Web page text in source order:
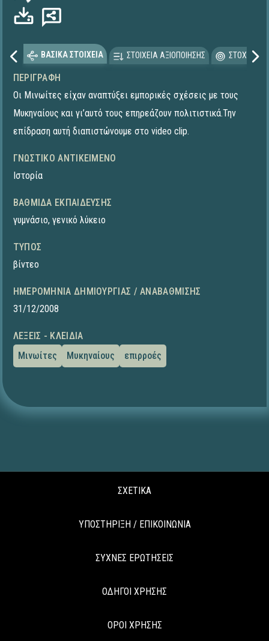
ΒΑΣΙΚΑ ΣΤΟΙΧΕΙΑ ΣΤΟΙΧΕΙΑ ΑΞΙΟΠΟΙΗΣΗΣ
ΠΕΡΙΓΡΑΦΉ
Οι Μινωίτες είχαν αναπτύξει εμπορικές σχέσεις με τους
Μυκηναίους και γι’αυτό τους επηρεάζουν πολιτιστικά.Την
επίδραση αυτή διαπιστώνουμε στο video clip.
ΓΝΩΣΤΙΚΌ ΑΝΤΙΚΕΊΜΕΝΟ
Ιστορία
ΒΑΘΜΊΔΑ ΕΚΠΑΊΔΕΥΣΗΣ
γυμνάσιο, γενικό λύκειο
ΤΎΠΟΣ
βίντεο
ΗΜΕΡΟΜΗΝΊΑ ΔΗΜΙΟΥΡΓΊΑΣ / ΑΝΑΒΆΘΜΙΣΗΣ
31/12/2008
ΛΈΞΕΙΣ - ΚΛΕΙΔΙΆ
Μινωίτες
Μυκηναίους επιρροές
ΣΧΕΤΙΚΑ
ΥΠΟΣΤΗΡΙΞΗ / ΕΠΙΚΟΙΝΩΝΙΑ
ΣΥΧΝΕΣ ΕΡΩΤΗΣΕΙΣ
ΟΔΗΓΟΙ ΧΡΗΣΗΣ
ΟΡΟΙ ΧΡΗΣΗΣ